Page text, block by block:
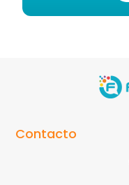
Contacto